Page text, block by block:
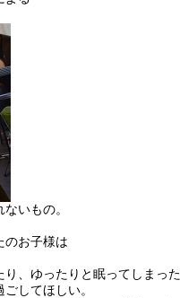
いもの。
のお子様は
、ゆったりと眠ってしまった
してほしい。